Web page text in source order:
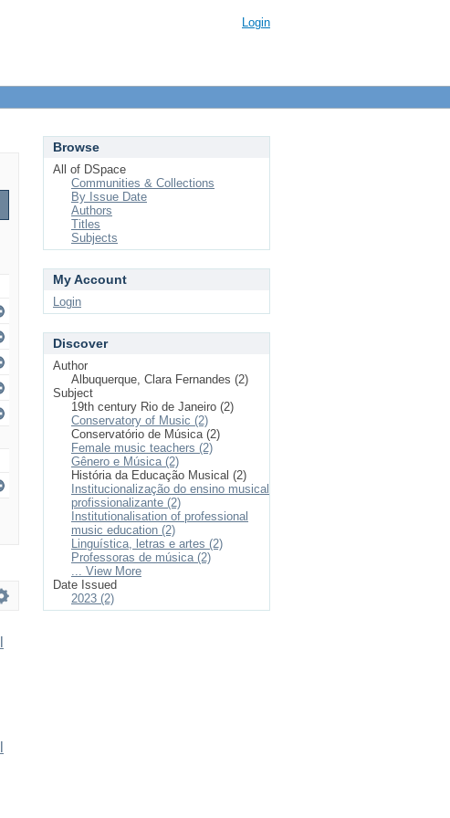
Login
Browse
All of DSpace
Communities & Collections
By Issue Date
Authors
Titles
Subjects
My Account
Login
Discover
Author
Albuquerque, Clara Fernandes (2)
Subject
19th century Rio de Janeiro (2)
Conservatory of Music (2)
Conservatório de Música (2)
Female music teachers (2)
Gênero e Música (2)
História da Educação Musical (2)
Institucionalização do ensino musical
profissionalizante (2)
Institutionalisation of professional
music education (2)
Linguística, letras e artes (2)
Professoras de música (2)
... View More
Date Issued
2023 (2)